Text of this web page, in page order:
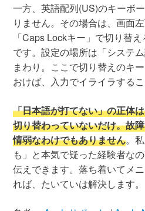
一方、英語配列(US)のキーボ
りません。その場合は、画面
「Caps Lockキー」で切り替
です。設定の場所は「システ
まわり。ここで切り替えのキ
おけば、入力でイライラする
「日本語が打てない」の正体
切り替わっていないだけ。故
情弱なわけでもありません。
も」と本気で疑った経験者な
伝えできます。落ち着いてメ
れば、たいていは解決します。